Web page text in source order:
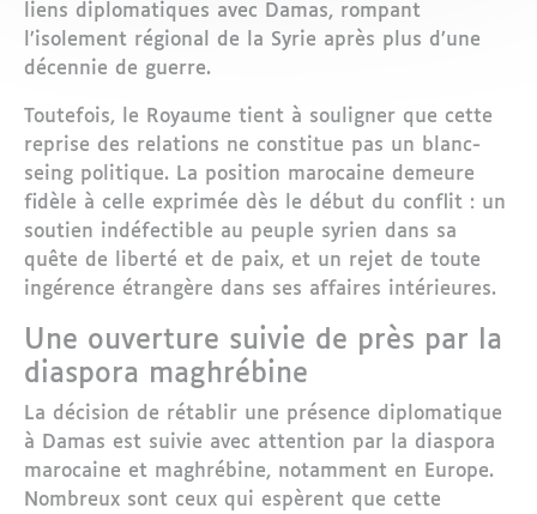
liens diplomatiques avec Damas, rompant
l’isolement régional de la Syrie après plus d’une
décennie de guerre.
Toutefois, le Royaume tient à souligner que cette
reprise des relations ne constitue pas un blanc-
seing politique. La position marocaine demeure
fidèle à celle exprimée dès le début du conflit : un
soutien indéfectible au peuple syrien dans sa
quête de liberté et de paix, et un rejet de toute
ingérence étrangère dans ses affaires intérieures.
Une ouverture suivie de près par la
diaspora maghrébine
La décision de rétablir une présence diplomatique
à Damas est suivie avec attention par la diaspora
marocaine et maghrébine, notamment en Europe.
Nombreux sont ceux qui espèrent que cette